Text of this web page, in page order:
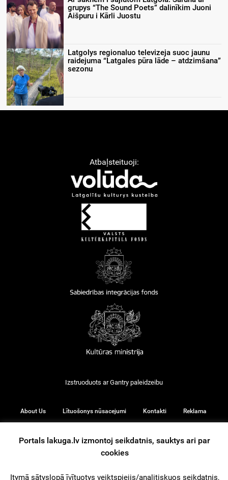
grupys “The Sound Poets” dalinīkim Juoni
Aišpuru i Kārli Juostu
Latgolys regionaluo televizeja suoc jaunu
raidejuma “Latgales pūra lāde – atdzimšana”
sezonu
Atbaļsteituoji:
Izstruoduots arGantry paleidzeibu
About Us Lītuošonys nūsacejumi Kontakti Reklama
Portals lakuga.lv izmontoj seikdatnis, sauktys ari par
cookies
Itymā sātyslopā īvītuotys veiktspiejis/analitiskuos seikdatnis,